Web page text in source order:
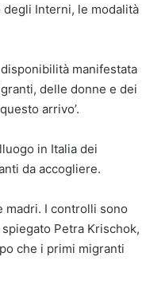
Interni, le modalità
manifestata
delle donne e dei
arrivo’.
in Italia dei
da accogliere.
madri. I controlli sono
Petra Krischok,
che i primi migranti